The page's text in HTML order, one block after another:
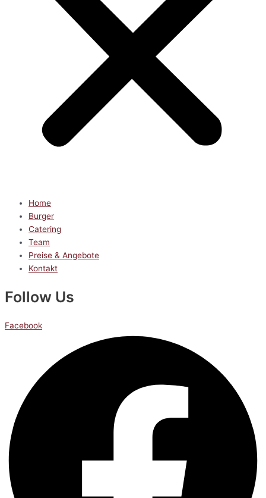
Home
Burger
Catering
Team
Preise & Angebote
Kontakt
Follow Us
Facebook